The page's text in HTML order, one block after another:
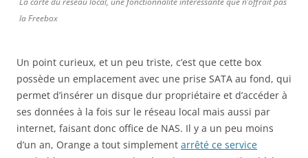
la Freebox
Un point curieux, et un peu triste, c’est que cette box
possède un emplacement avec une prise SATA au fond, qui
permet d’insérer un disque dur propriétaire et d’accéder à
ses données à la fois sur le réseau local mais aussi par
internet, faisant donc office de NAS. Il y a un peu moins
d’un an, Orange a tout simplement arrêté ce service